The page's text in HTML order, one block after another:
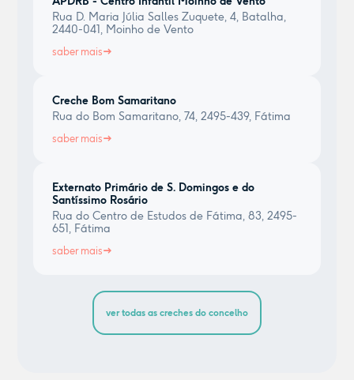
Rua D. Maria Júlia Salles Zuquete, 4, Batalha,
2440-041, Moinho de Vento
saber mais
Creche Bom Samaritano
Rua do Bom Samaritano, 74, 2495-439, Fátima
saber mais
Externato Primário de S. Domingos e do
Santíssimo Rosário
Rua do Centro de Estudos de Fátima, 83, 2495-
651, Fátima
saber mais
ver todas as creches do concelho